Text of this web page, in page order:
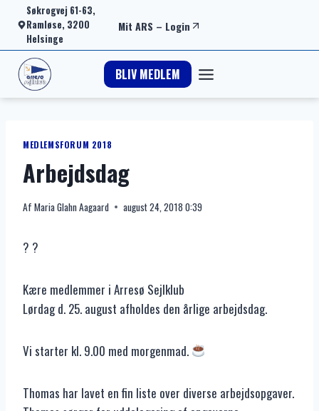
Fortsæt
indhold
Søkrogvej 61-63,
Ramløse, 3200
Helsinge
Mit ARS – Login
BLIV MEDLEM
MEDLEMSFORUM 2018
Arbejdsdag
Af Maria Glahn Aagaard august 24, 2018 0:39
? ?
Kære medlemmer i Arresø Sejlklub
Lørdag d. 25. august afholdes den årlige arbejdsdag.
Vi starter kl. 9.00 med morgenmad.
Thomas har lavet en fin liste over diverse arbejdsopgaver.